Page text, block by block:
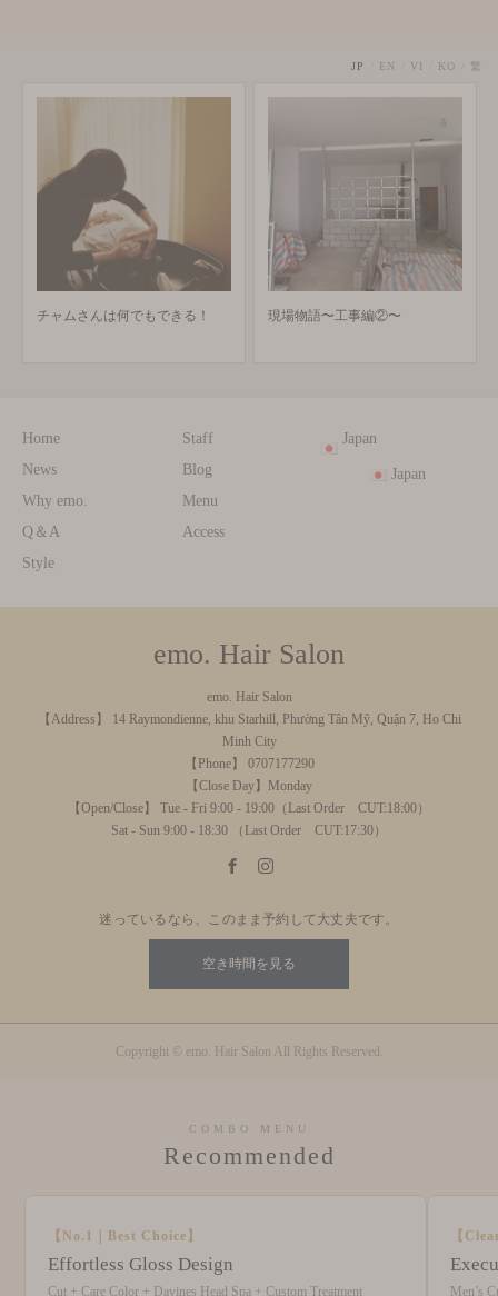
JP EN VI KO 繁
チャムさんは何でもできる！ 現場物語〜工事編②〜
Home
News
Why emo.
Q＆A
Style
Staff
Blog
Menu
Access
Japan
Japan
emo. Hair Salon
emo. Hair Salon
【Address】 14 Raymondienne, khu Starhill, Phường Tân Mỹ, Quận 7, Ho Chi
Minh City
【Phone】 0707177290
【Close Day】Monday
【Open/Close】 Tue - Fri 9:00 - 19:00（Last Order CUT:18:00）
Sat - Sun 9:00 - 18:30 （Last Order CUT:17:30）
迷っているなら、このまま予約して大丈夫です。
空き時間を見る
Copyright © emo. Hair Salon All Rights Reserved.
COMBO MENU
Recommended
【No.1｜Best Choice】
Effortless Gloss Design
Cut + Care Color + Davines Head Spa + Custom Treatment
【
Men’s